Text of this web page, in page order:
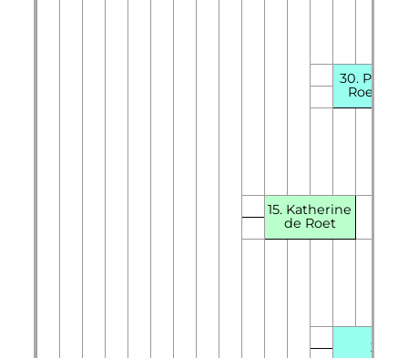
30. Paon
Roet
15. Katherine
de Roet
31.